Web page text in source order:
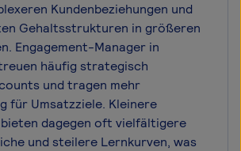
Kundenbeziehungen und
Gehaltsstrukturen in größeren
Engagement-Manager in
häufig strategisch
und tragen mehr
für Umsatzziele. Kleinere
dagegen oft vielfältigere
und steilere Lernkurven, was